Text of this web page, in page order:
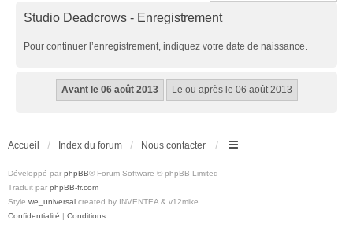
Studio Deadcrows - Enregistrement
Pour continuer l’enregistrement, indiquez votre date de naissance.
Accueil Index du forum Nous contacter
Développé par phpBB® Forum Software © phpBB Limited
Traduit par phpBB-fr.com
Style we_universal created by INVENTEA & v12mike
Confidentialité | Conditions